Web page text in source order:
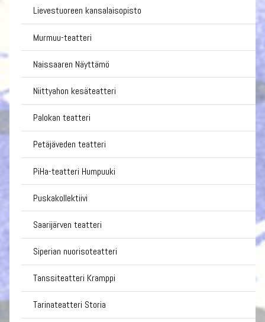
Lievestuoreen kansalaisopisto
Murmuu-teatteri
Naissaaren Näyttämö
Niittyahon kesäteatteri
Palokan teatteri
Petäjäveden teatteri
PiHa-teatteri Humpuuki
Puskakollektiivi
Saarijärven teatteri
Siperian nuorisoteatteri
Tanssiteatteri Kramppi
Tarinateatteri Storia